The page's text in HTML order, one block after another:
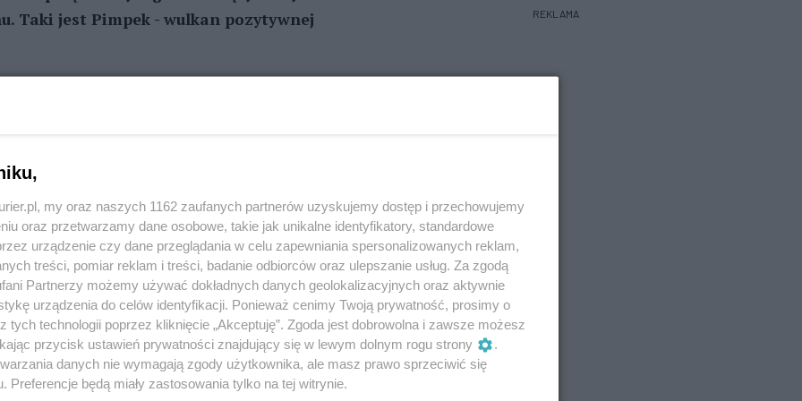
Taki jest Pimpek - wulkan pozytywnej
Jako pies znaleziony na działkach Wyspy
ostro reagować na inne samce, szybko się
wybiegu dogaduje się z suczką, możliwe więc,
mu spokojnego opiekuna, który nauczy
mu stabilny ciepły dom.
kondycji i zdrowiu. Ma w sobie pokłady
najlepszy swój czas spędza teraz za
skrzywdzony przez porzucenie, więc trudno
REKLAMA
my oraz naszych 1162 zaufanych partnerów uzyskujemy dostęp i przechowujemy
oraz przetwarzamy dane osobowe, takie jak unikalne identyfikatory, standardowe
urządzenie czy dane przeglądania w celu zapewniania spersonalizowanych reklam,
treści, pomiar reklam i treści, badanie odbiorców oraz ulepszanie usług. Za zgodą
Partnerzy możemy używać dokładnych danych geolokalizacyjnych oraz aktywnie
urządzenia do celów identyfikacji. Ponieważ cenimy Twoją prywatność, prosimy o
tych technologii poprzez kliknięcie „Akceptuję”. Zgoda jest dobrowolna i zawsze możesz
przycisk ustawień prywatności znajdujący się w lewym dolnym rogu strony
danych nie wymagają zgody użytkownika, ale masz prawo sprzeciwić się
Preferencje będą miały zastosowania tylko na tej witrynie.